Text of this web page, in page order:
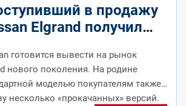
в продажу
Elgrand получил
готовится вывести на рынок
нового поколения. На родине
моделью покупателям также
несколько «прокачанных» версий.